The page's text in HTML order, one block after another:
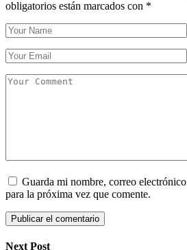
obligatorios están marcados con *
Guarda mi nombre, correo
para la próxima vez que comente.
Next Post